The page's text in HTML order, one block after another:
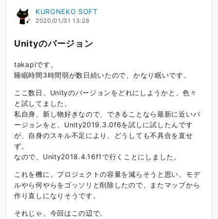
KURONEKO SOFT
2020/01/31 13:28
Unityのバージョン
takapiです。
睡眠時間3時間弱が数日続いたので、かなり眠いです。
ここ数日、Unityのバージョンをどれにしようかと、色々
と試してました。
私自身、新し物好きなので、できることなら最新に近いバ
ージョンをと、Unity2019.3.0f6を試しに試したんです
が、自身のスキル不足により、どうしても不具合を直せ
ず。
なので、Unity2018.4.16f1で行くことにしました。
これを機に、プロジェクトの容量を減らそうと思い、モデ
ルやら何やらをゴッソリと削除したので、またマップから
作り直しになりそうです。
それじゃ、今回はこの辺で。